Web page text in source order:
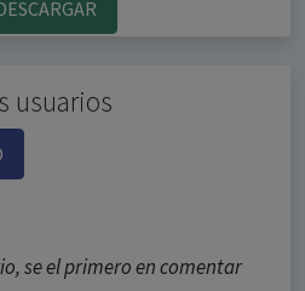
usuarios
se el primero en comentar